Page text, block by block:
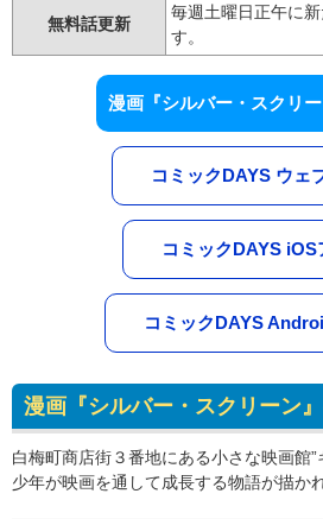
無料話更新
毎週土曜日正午に
す。
漫画『シルバー・スクリ
コミックDAYS ウェ
コミックDAYS iOS
コミックDAYS
漫画『シルバー・スクリーン
白梅町商店街３番地にある小さな映画館”
少年が映画を通して成長する物語が描か